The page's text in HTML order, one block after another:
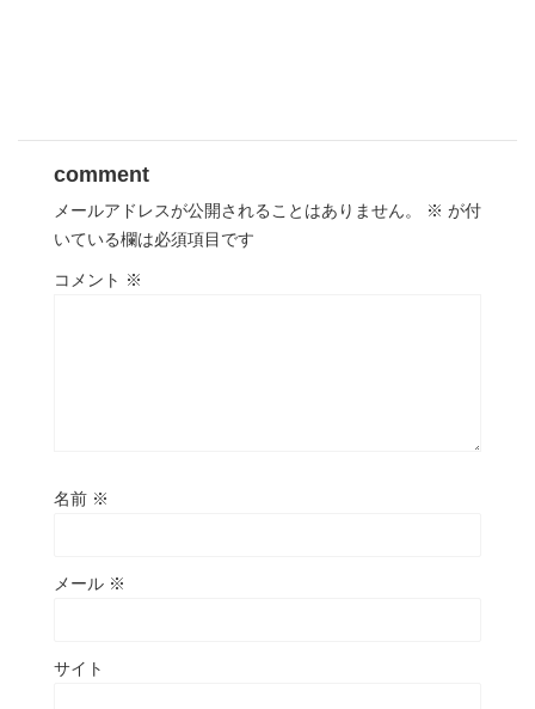
comment
メールアドレスが公開されることはありません。 ※ が付
いている欄は必須項目です
コメント ※
名前 ※
メール ※
サイト